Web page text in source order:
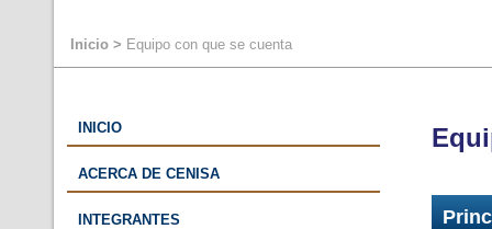
Inicio > Equipo con que se cuenta
INICIO
ACERCA DE CENISA
INTEGRANTES